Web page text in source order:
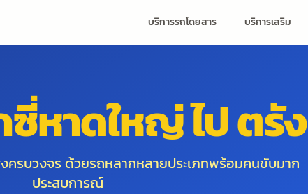
บริการรถโดยสาร บริการเสริม
หาดใหญ่ ไป ตรัง
รบวงจร ด้วยรถหลากหลายประเภทพร้อมคนขับมาก
ประสบการณ์